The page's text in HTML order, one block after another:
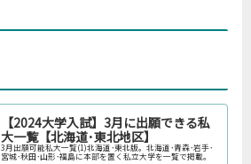
【2024大学入試】3月に出願できる私
大一覧【北海道･東北地区】
3月出願可能私大一覧(1)北海道･東北版。北海道･青森･岩手･
宮城･秋田･山形･福島に本部を置く私立大学を一覧で掲載。